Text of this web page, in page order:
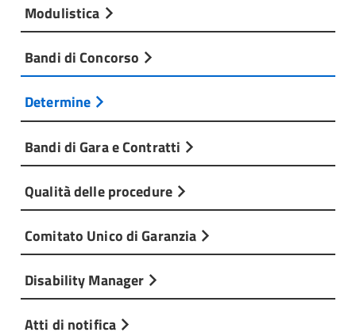
Modulistica
Bandi di Concorso
Determine
Bandi di Gara e Contratti
Qualità delle procedure
Comitato Unico di Garanzia
Disability Manager
Atti di notifica